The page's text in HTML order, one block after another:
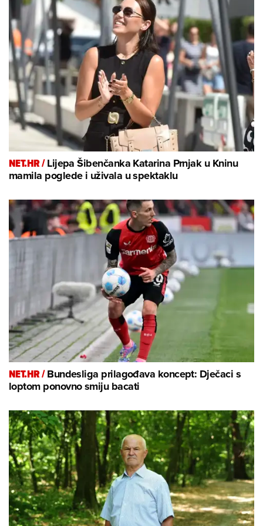
NET.HR /Lijepa Šibenčanka Katarina Prnjak u Kninu
mamila poglede i uživala u spektaklu
NET.HR /Bundesliga prilagođava koncept: Dječaci s
loptom ponovno smiju bacati